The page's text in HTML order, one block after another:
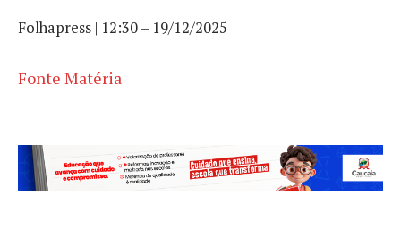
Folhapress | 12:30 – 19/12/2025
Fonte Matéria